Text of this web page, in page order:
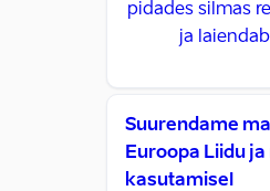
pidades silmas
ja
Suurendame
Euroopa Liidu
kasutamisel